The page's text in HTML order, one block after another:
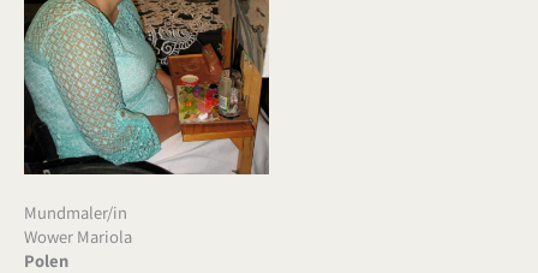
Mundmaler/in
Wower Mariola
Polen